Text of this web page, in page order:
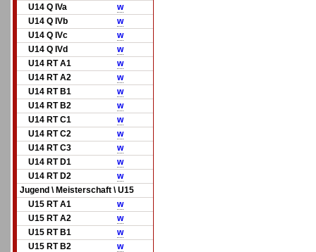
U14 Q IVa
w
U14 Q IVb
w
U14 Q IVc
w
U14 Q IVd
w
U14 RT A1
w
U14 RT A2
w
U14 RT B1
w
U14 RT B2
w
U14 RT C1
w
U14 RT C2
w
U14 RT C3
w
U14 RT D1
w
U14 RT D2
w
Jugend \ Meisterschaft \ U15
U15 RT A1
w
U15 RT A2
w
U15 RT B1
w
U15 RT B2
w